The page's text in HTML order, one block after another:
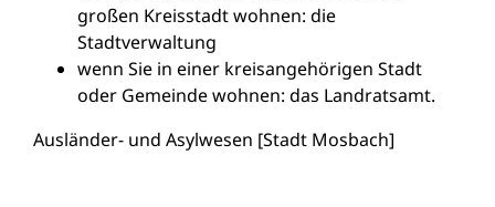
großen Kreisstadt wohnen: die
Stadtverwaltung
wenn Sie in einer kreisangehörigen Stadt
oder Gemeinde wohnen: das Landratsamt.
Ausländer- und Asylwesen [Stadt Mosbach]